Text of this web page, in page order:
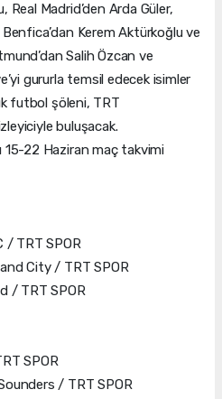
Real Madrid’den Arda Güler,
Kerem Aktürkoğlu ve
Salih Özcan ve
gururla temsil edecek isimler
futbol şöleni, TRT
buluşacak.
15-22 Haziran maç takvimi
/ TRT SPOR
City / TRT SPOR
/ TRT SPOR
SPOR
/ TRT SPOR